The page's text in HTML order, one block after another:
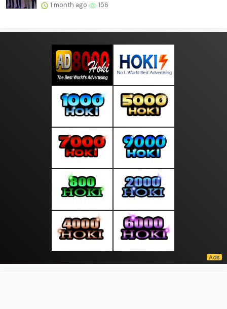
1 month ago 156